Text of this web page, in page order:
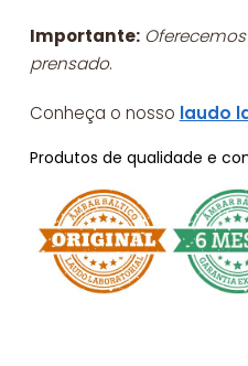
Importante:
prensado.
Conheça o nosso laudo
Produtos de qualidade e